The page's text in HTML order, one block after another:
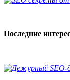
Последние